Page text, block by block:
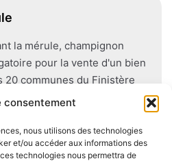
consentement
nous utilisons des technologies
et/ou accéder aux informations des
technologies nous permettra de
la mérule, champignon
pour la vente d'un bien
20 communes du Finistère
d'être particulièrement
communes partout en
le Finistère ou à Paris.